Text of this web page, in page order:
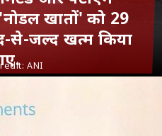
खातों' को 29
से-जल्द खत्‍म किया
ANI